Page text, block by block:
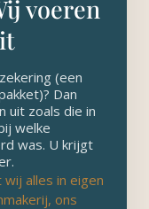
voeren
(een
Dan
uit zoals die in
welke
was. U krijgt
alles in eigen
ons